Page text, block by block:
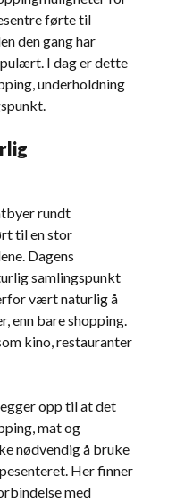
førte til
den gang har
I dag er dette
underholdning
rundt
til en stor
Dagens
samlingspunkt
vært naturlig å
enn bare shopping.
kino, restauranter
opp til at det
mat og
nødvendig å bruke
Her finner
med